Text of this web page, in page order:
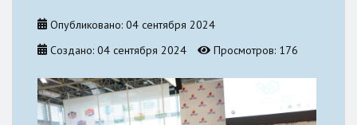
Опубликовано: 04 сентября 2024
Создано: 04 сентября 2024
Просмотров: 176